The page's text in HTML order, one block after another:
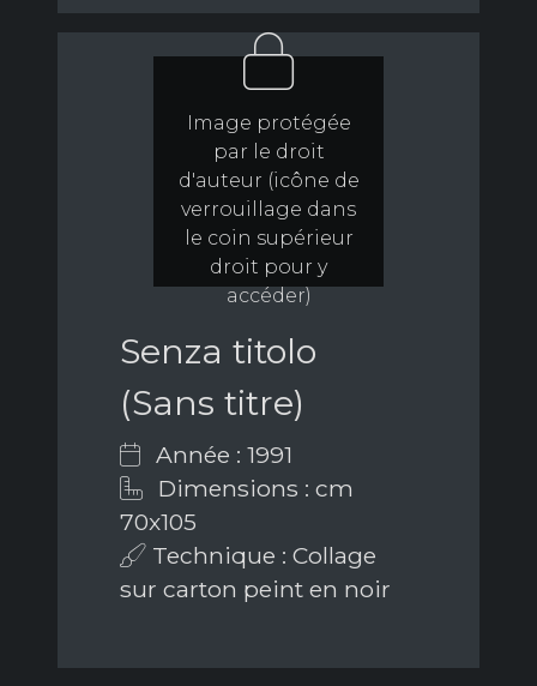
Image protégée
par le droit
d'auteur (icône de
verrouillage dans
le coin supérieur
droit pour y
accéder)
Senza titolo
(Sans titre)
Année : 1991
Dimensions : cm
70x105
Technique : Collage
sur carton peint en noir